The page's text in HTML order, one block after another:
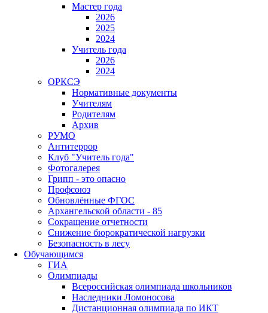
Мастер года
2026
2025
2024
Учитель года
2026
2024
ОРКСЭ
Нормативные документы
Учителям
Родителям
Архив
РУМО
Антитеррор
Клуб "Учитель года"
Фотогалерея
Грипп - это опасно
Профсоюз
Обновлённые ФГОС
Архангельской области - 85
Сокращение отчетности
Снижение бюрократической нагрузки
Безопасность в лесу
Обучающимся
ГИА
Олимпиады
Всероссийская олимпиада школьников
Наследники Ломоносова
Дистанционная олимпиада по ИКТ